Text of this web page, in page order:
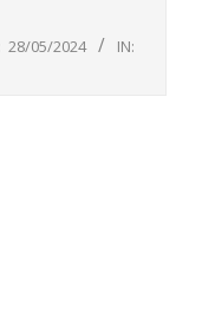
28/05/2024
IN: